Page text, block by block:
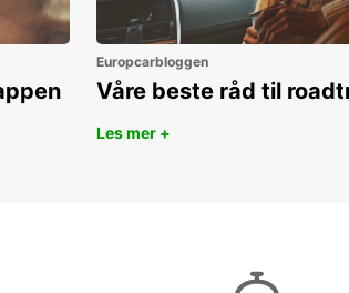
Europcarbloggen
Våre beste råd til
Les mer +